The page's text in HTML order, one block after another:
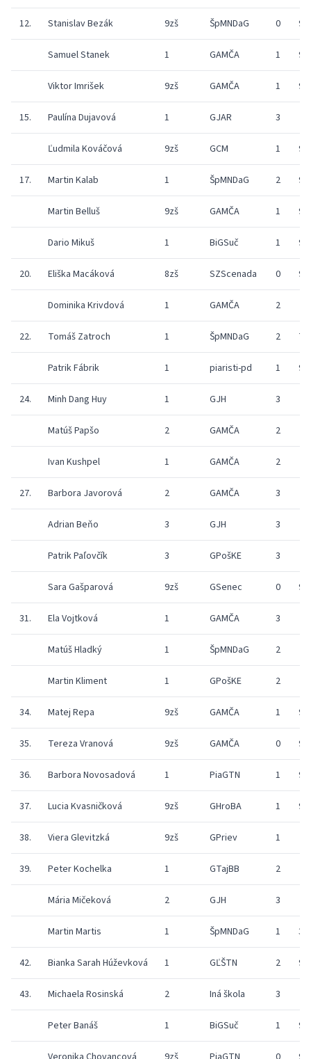
12. Stanislav Bezák 9zš ŠpMNDaG 0 9
Samuel Stanek 1 GAMČA 1 9
Viktor Imrišek 9zš GAMČA 1 9
15. Paulína Dujavová 1 GJAR 3
Ľudmila Kováčová 9zš GCM 1 9
17. Martin Kalab 1 ŠpMNDaG 2 9
Martin Belluš 9zš GAMČA 1 9
Dario Mikuš 1 BiGSuč 1 9
20. Eliška Macáková 8zš SZScenada 0 9
Dominika Krivdová 1 GAMČA 2
22. Tomáš Zatroch 1 ŠpMNDaG 2 7
Patrik Fábrik 1 piaristi-pd 1 9
24. Minh Dang Huy 1 GJH 3
Matúš Papšo 2 GAMČA 2
Ivan Kushpel 1 GAMČA 2
27. Barbora Javorová 2 GAMČA 3
Adrian Beňo 3 GJH 3
Patrik Paľovčík 3 GPošKE 3
Sara Gašparová 9zš GSenec 0 9
31. Ela Vojtková 1 GAMČA 3
Matúš Hladký 1 ŠpMNDaG 2
Martin Kliment 1 GPošKE 2
34. Matej Repa 9zš GAMČA 1 9
35. Tereza Vranová 9zš GAMČA 0 9
36. Barbora Novosadová 1 PiaGTN 1 9
37. Lucia Kvasničková 9zš GHroBA 1 9
38. Viera Glevitzká 9zš GPriev 1
39. Peter Kochelka 1 GTajBB 2
Mária Mičeková 2 GJH 3
Martin Martis 1 ŠpMNDaG 1 3
42. Bianka Sarah Húževková 1 GĽŠTN 2 9
43. Michaela Rosinská 2 Iná škola 3
Peter Banáš 1 BiGSuč 1 9